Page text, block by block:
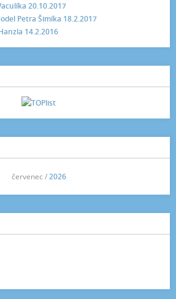
20.10.2017
Petra Šimíka 18.2.2017
14.2.2016
červenec /2026